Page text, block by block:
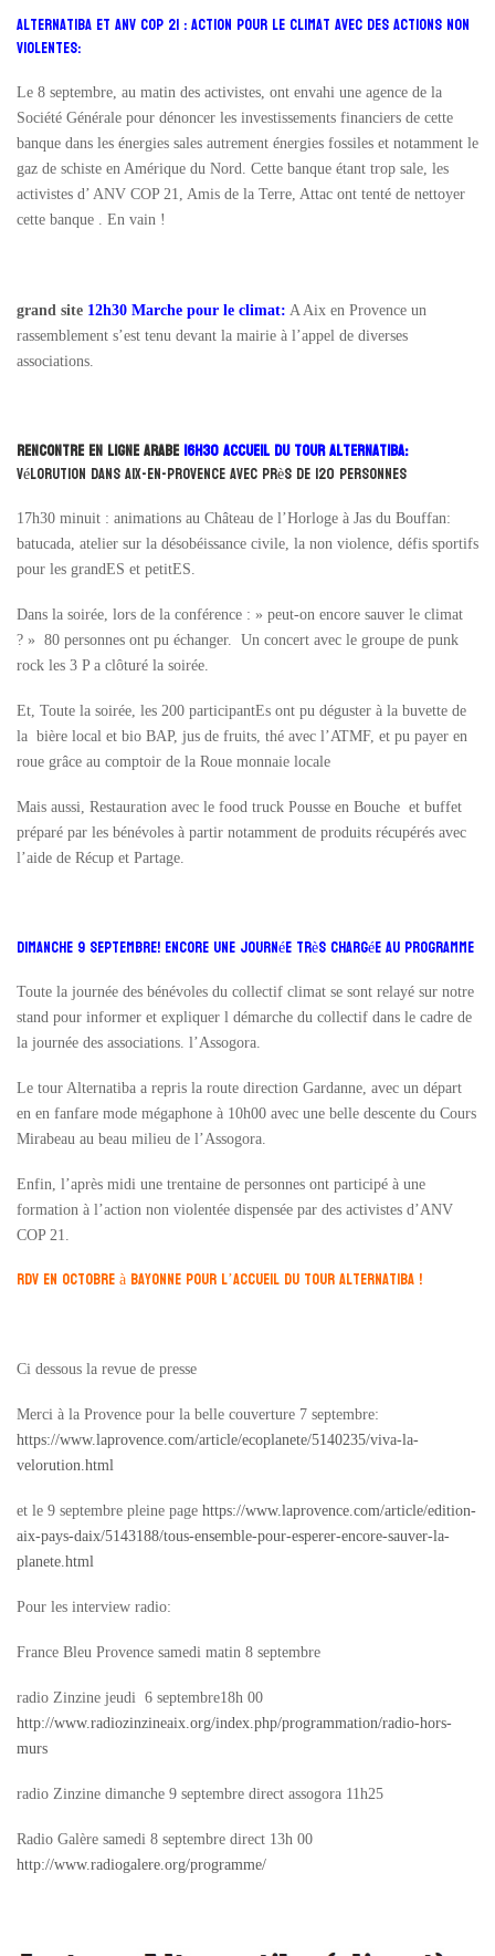
Alternatiba et ANV COP 21 : Action pour le climat avec des actions non
violentes:
Le 8 septembre, au matin des activistes, ont envahi une agence de la
Société Générale pour dénoncer les investissements financiers de cette
banque dans les énergies sales autrement énergies fossiles et notamment le
gaz de schiste en Amérique du Nord. Cette banque étant trop sale, les
activistes d’ ANV COP 21, Amis de la Terre, Attac ont tenté de nettoyer
cette banque . En vain !
grand site 12h30 Marche pour le climat: A Aix en Provence un
rassemblement s’est tenu devant la mairie à l’appel de diverses
associations.
rencontre en ligne arabe 16h30 accueil du Tour Alternatiba:
vélorution dans Aix-en-Provence avec près de 120 personnes
17h30 minuit : animations au Château de l’Horloge à Jas du Bouffan:
batucada, atelier sur la désobéissance civile, la non violence, défis sportifs
pour les grandES et petitES.
Dans la soirée, lors de la conférence : » peut-on encore sauver le climat
? » 80 personnes ont pu échanger. Un concert avec le groupe de punk
rock les 3 P a clôturé la soirée.
Et, Toute la soirée, les 200 participantEs ont pu déguster à la buvette de
la bière local et bio BAP, jus de fruits, thé avec l’ATMF, et pu payer en
roue grâce au comptoir de la Roue monnaie locale
Mais aussi, Restauration avec le food truck Pousse en Bouche et buffet
préparé par les bénévoles à partir notamment de produits récupérés avec
l’aide de Récup et Partage.
Dimanche 9 septembre! encore une journée très chargée au programme
Toute la journée des bénévoles du collectif climat se sont relayé sur notre
stand pour informer et expliquer l démarche du collectif dans le cadre de
la journée des associations. l’Assogora.
Le tour Alternatiba a repris la route direction Gardanne, avec un départ
en en fanfare mode mégaphone à 10h00 avec une belle descente du Cours
Mirabeau au beau milieu de l’Assogora.
Enfin, l’après midi une trentaine de personnes ont participé à une
formation à l’action non violentée dispensée par des activistes d’ANV
COP 21.
RDV en octobre à Bayonne pour l’accueil du Tour Alternatiba !
Ci dessous la revue de presse
Merci à la Provence pour la belle couverture 7 septembre:
https://www.laprovence.com/article/ecoplanete/5140235/viva-la-
velorution.html
et le 9 septembre pleine page https://www.laprovence.com/article/edition-
aix-pays-daix/5143188/tous-ensemble-pour-esperer-encore-sauver-la-
planete.html
Pour les interview radio:
France Bleu Provence samedi matin 8 septembre
radio Zinzine jeudi 6 septembre18h 00
http://www.radiozinzineaix.org/index.php/programmation/radio-hors-
murs
radio Zinzine dimanche 9 septembre direct assogora 11h25
Radio Galère samedi 8 septembre direct 13h 00
http://www.radiogalere.org/programme/